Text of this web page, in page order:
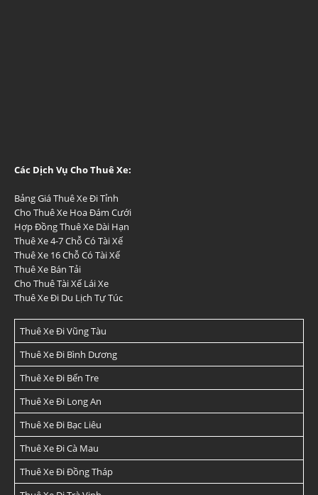
Các Dịch Vụ Cho Thuê Xe:
Bảng Giá Thuê Xe Đi Tỉnh
Cho Thuê Xe Hoa Đám Cưới
Hợp Đồng Thuê Xe Dài Hạn
Thuê Xe 4-7 Chỗ Có Tài Xế
Thuê Xe 16 Chỗ Có Tài Xế
Thuê Xe Bán Tải
Cho Thuê Tài Xế Lái Xe
Thuê Xe Đi Du Lịch Tự Túc
Thuê Xe Đi Vũng Tàu
Thuê Xe Đi Bình Dương
Thuê Xe Đi Bến Tre
Thuê Xe Đi Long An
Thuê Xe Đi Bạc Liêu
Thuê Xe Đi Cà Mau
Thuê Xe Đi Đồng Tháp